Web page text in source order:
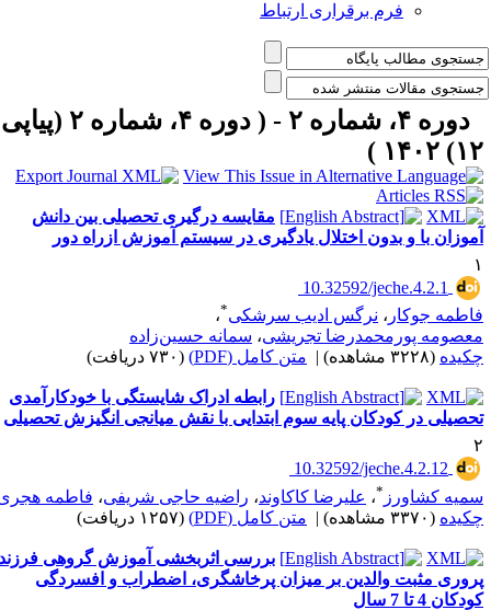
فرم برقراری ارتباط
دوره ۴، شماره ۲ - ( دوره ۴، شماره ۲ (پیاپی
)
مقایسه درگیری تحصیلی بین دانش
با و بدون اختلال یادگیری در سیستم آموزش ازراه دور
‎ 10.32592/jeche.4.2.1
جوکار، نرگس ادیب سرشکی ،
پورمحمدرضا تجریشی، سمانه حسین‌زاده
(۳۲۲۸ مشاهده) | متن کامل (PDF) (۷۳۰ دریافت)
رابطه ادراک شایستگی با خودکارآمدی
در کودکان پایه سوم ابتدایی با نقش میانجی انگیزش تحصیلی
‎ 10.32592/jeche.4.2.12
کشاورز *،علیرضا کاکاوند،راضیه حاجی شریفی، فاطمه هجری
(۳۳۷۰ مشاهده) | متن کامل (PDF) (۱۲۵۷ دریافت)
بررسی اثربخشی آموزش گروهی فرزند
مثبت والدین بر میزان پرخاشگری، اضطراب و افسردگی
4 تا 7 سال